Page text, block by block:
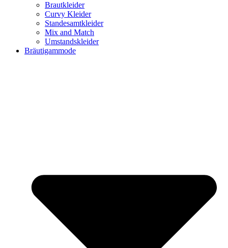
Brautkleider
Curvy Kleider
Standesamtkleider
Mix and Match
Umstandskleider
Bräutigammode